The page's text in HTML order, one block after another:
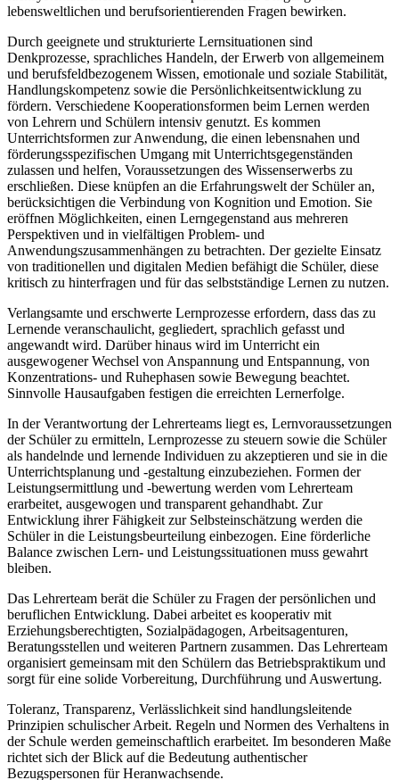
lebensweltlichen und berufsorientierenden Fragen bewirken.
Durch geeignete und strukturierte Lernsituationen sind
Denkprozesse, sprachliches Handeln, der Erwerb von allgemeinem
und berufsfeldbezogenem Wissen, emotionale und soziale Stabilität,
Handlungskompetenz sowie die Persönlichkeitsentwicklung zu
fördern. Verschiedene Kooperationsformen beim Lernen werden
von Lehrern und Schülern intensiv genutzt. Es kommen
Unterrichtsformen zur Anwendung, die einen lebensnahen und
förderungsspezifischen Umgang mit Unterrichtsgegenständen
zulassen und helfen, Voraussetzungen des Wissenserwerbs zu
erschließen. Diese knüpfen an die Erfahrungswelt der Schüler an,
berücksichtigen die Verbindung von Kognition und Emotion. Sie
eröffnen Möglichkeiten, einen Lerngegenstand aus mehreren
Perspektiven und in vielfältigen Problem- und
Anwendungszusammenhängen zu betrachten. Der gezielte Einsatz
von traditionellen und digitalen Medien befähigt die Schüler, diese
kritisch zu hinterfragen und für das selbstständige Lernen zu nutzen.
Verlangsamte und erschwerte Lernprozesse erfordern, dass das zu
Lernende veranschaulicht, gegliedert, sprachlich gefasst und
angewandt wird. Darüber hinaus wird im Unterricht ein
ausgewogener Wechsel von Anspannung und Entspannung, von
Konzentrations- und Ruhephasen sowie Bewegung beachtet.
Sinnvolle Hausaufgaben festigen die erreichten Lernerfolge.
In der Verantwortung der Lehrerteams liegt es, Lernvoraussetzungen
der Schüler zu ermitteln, Lernprozesse zu steuern sowie die Schüler
als handelnde und lernende Individuen zu akzeptieren und sie in die
Unterrichtsplanung und -gestaltung einzubeziehen. Formen der
Leistungsermittlung und -bewertung werden vom Lehrerteam
erarbeitet, ausgewogen und transparent gehandhabt. Zur
Entwicklung ihrer Fähigkeit zur Selbsteinschätzung werden die
Schüler in die Leistungsbeurteilung einbezogen. Eine förderliche
Balance zwischen Lern- und Leistungssituationen muss gewahrt
bleiben.
Das Lehrerteam berät die Schüler zu Fragen der persönlichen und
beruflichen Entwicklung. Dabei arbeitet es kooperativ mit
Erziehungsberechtigten, Sozialpädagogen, Arbeitsagenturen,
Beratungsstellen und weiteren Partnern zusammen. Das Lehrerteam
organisiert gemeinsam mit den Schülern das Betriebspraktikum und
sorgt für eine solide Vorbereitung, Durchführung und Auswertung.
Toleranz, Transparenz, Verlässlichkeit sind handlungsleitende
Prinzipien schulischer Arbeit. Regeln und Normen des Verhaltens in
der Schule werden gemeinschaftlich erarbeitet. Im besonderen Maße
richtet sich der Blick auf die Bedeutung authentischer
Bezugspersonen für Heranwachsende.